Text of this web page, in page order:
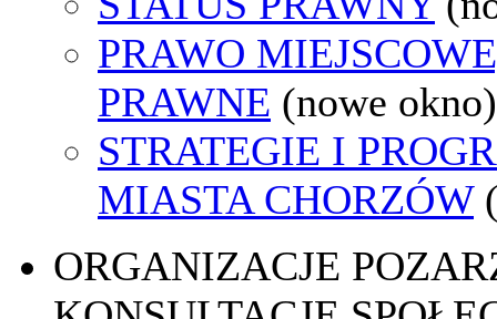
PRAWO
PRAWNE (nowe okno)
STRATEGIE I
MIASTA CHORZÓW
ORGANIZACJE